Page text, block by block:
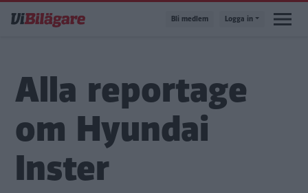
till
Bli medlem Logga in
Alla reportage
om Hyundai
Inster